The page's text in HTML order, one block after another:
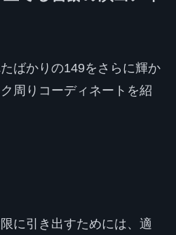
ばかりの149をさらに輝か
周りコーディネートを紹
に引き出すためには、適